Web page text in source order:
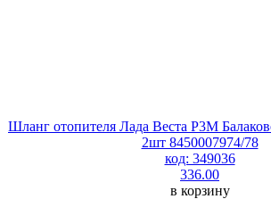
Шланг отопителя Лада Веста P3M
2шт 8450007974/78
код: 349036
336.00
в корзину